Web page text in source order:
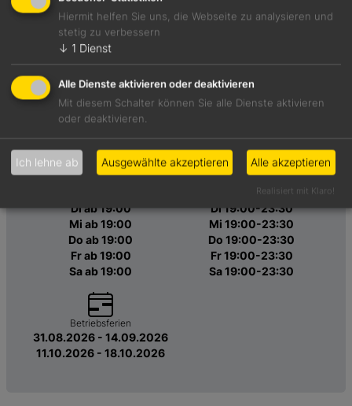
Atmosphäre
Elegant-stylisch, leger-
stylisch
Anlass
Speiseangebot
Klassisches Menü, à la
Di ab 19:00
Mi ab 19:00
Do ab 19:00
Fr ab 19:00
Sa ab 19:00
Küchenzeiten
Di 19:00-23:30
Mi 19:00-23:30
Do 19:00-23:30
Fr 19:00-23:30
Sa 19:00-23:30
Betriebsferien
31.08.2026 - 14.09.2026
11.10.2026 - 18.10.2026
Hiermit helfen Sie uns, die Webseite zu analysieren und
stetig zu verbessern
↓ 1 Dienst
Alle Dienste aktivieren oder deaktivieren
Mit diesem Schalter können Sie alle Dienste aktivieren
oder deaktivieren.
Ich lehne ab Ausgewählte akzeptieren Alle akzeptieren
Realisiert mit Klaro!